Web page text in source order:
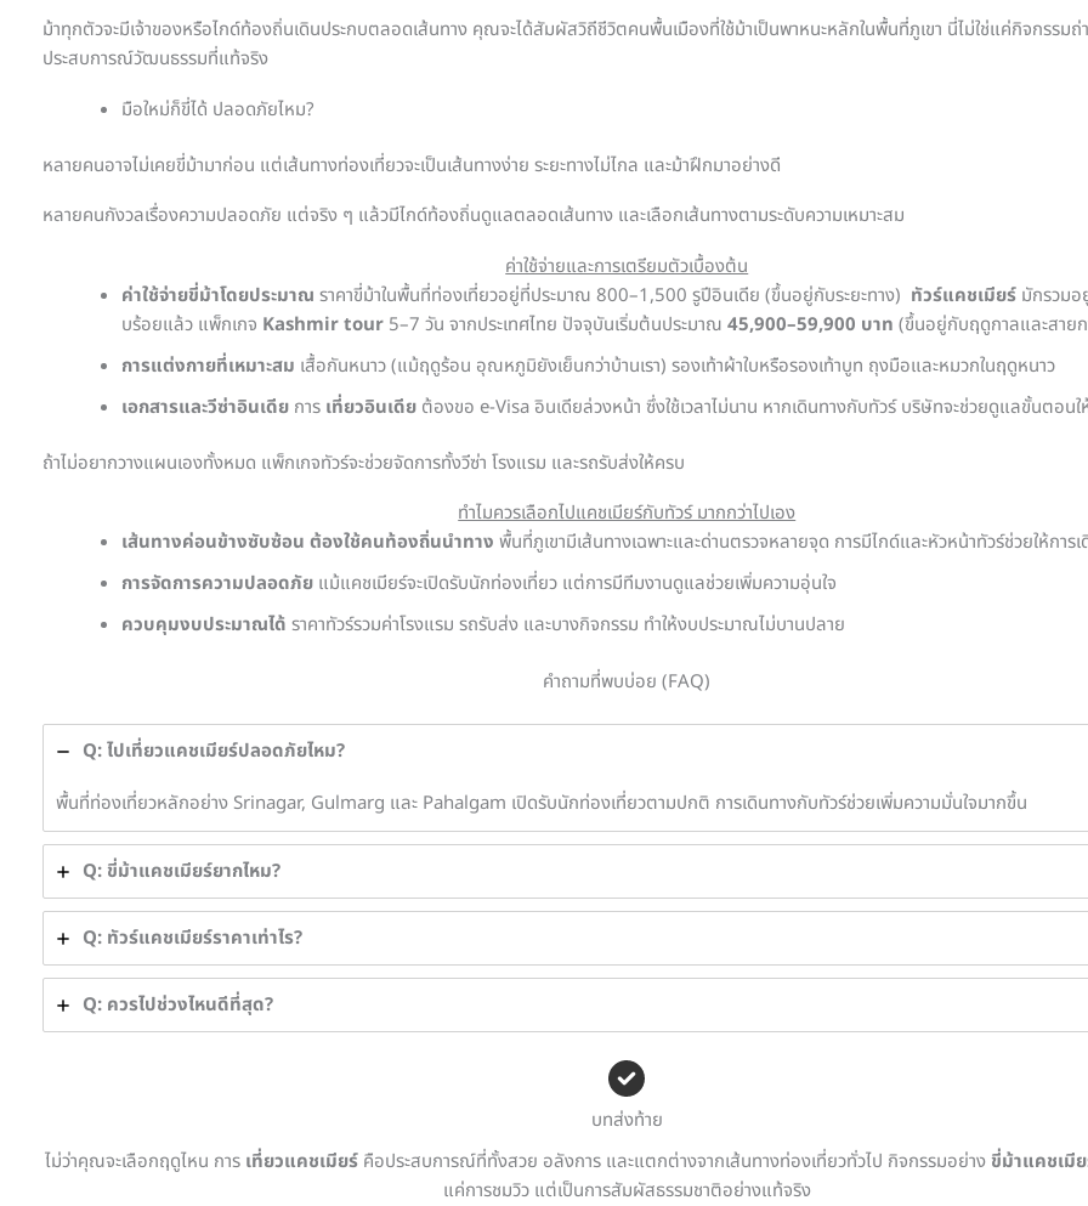
ม้าทุกตัวจะมีเจ้าของหรือไกด์ท้องถิ่นเดินประกบตลอดเส้นทาง คุณจะได้สัมผัสวิถีชีวิตคนพื้นเมืองที่ใช้ม้าเป็นพาหนะหลักในพื้นที่ภูเขา นี่ไม่ใช่แค่กิจกรรมถ่
ประสบการณ์วัฒนธรรมที่แท้จริง
มือใหม่ก็ขี่ได้ ปลอดภัยไหม?
หลายคนอาจไม่เคยขี่ม้ามาก่อน แต่เส้นทางท่องเที่ยวจะเป็นเส้นทางง่าย ระยะทางไม่ไกล และม้าฝึกมาอย่างดี
หลายคนกังวลเรื่องความปลอดภัย แต่จริง ๆ แล้วมีไกด์ท้องถิ่นดูแลตลอดเส้นทาง และเลือกเส้นทางตามระดับความเหมาะสม
ค่าใช้จ่ายและการเตรียมตัวเบื้องต้น
ค่าใช้จ่ายขี่ม้าโดยประมาณ ราคาขี่ม้าในพื้นที่ท่องเที่ยวอยู่ที่ประมาณ 800–1,500 รูปีอินเดีย (ขึ้นอยู่กับระยะทาง) ทัวร์แคชเมียร์ มักรวมอ
บร้อยแล้ว แพ็กเกจ Kashmir tour 5–7 วัน จากประเทศไทย ปัจจุบันเริ่มต้นประมาณ 45,900–59,900 บาท (ขึ้นอยู่กับฤดูกาลและสาย
การแต่งกายที่เหมาะสม เสื้อกันหนาว (แม้ฤดูร้อน อุณหภูมิยังเย็นกว่าบ้านเรา) รองเท้าผ้าใบหรือรองเท้าบูท ถุงมือและหมวกในฤดูหนาว
เอกสารและวีซ่าอินเดีย การ เที่ยวอินเดีย ต้องขอ e-Visa อินเดียล่วงหน้า ซึ่งใช้เวลาไม่นาน หากเดินทางกับทัวร์ บริษัทจะช่วยดูแลขั้นตอนใ
ถ้าไม่อยากวางแผนเองทั้งหมด แพ็กเกจทัวร์จะช่วยจัดการทั้งวีซ่า โรงแรม และรถรับส่งให้ครบ
ทำไมควรเลือกไปแคชเมียร์กับทัวร์ มากกว่าไปเอง
เส้นทางค่อนข้างซับซ้อน ต้องใช้คนท้องถิ่นนำทาง พื้นที่ภูเขามีเส้นทางเฉพาะและด่านตรวจหลายจุด การมีไกด์และหัวหน้าทัวร์ช่วยให้การ
การจัดการความปลอดภัย แม้แคชเมียร์จะเปิดรับนักท่องเที่ยว แต่การมีทีมงานดูแลช่วยเพิ่มความอุ่นใจ
ควบคุมงบประมาณได้ ราคาทัวร์รวมค่าโรงแรม รถรับส่ง และบางกิจกรรม ทำให้งบประมาณไม่บานปลาย
คำถามที่พบบ่อย (FAQ)
Q: ไปเที่ยวแคชเมียร์ปลอดภัยไหม?
พื้นที่ท่องเที่ยวหลักอย่าง Srinagar, Gulmarg และ Pahalgam เปิดรับนักท่องเที่ยวตามปกติ การเดินทางกับทัวร์ช่วยเพิ่มความมั่นใจมากขึ้น
Q: ขี่ม้าแคชเมียร์ยากไหม?
Q: ทัวร์แคชเมียร์ราคาเท่าไร?
Q: ควรไปช่วงไหนดีที่สุด?
บทส่งท้าย
ไม่ว่าคุณจะเลือกฤดูไหน การ เที่ยวแคชเมียร์ คือประสบการณ์ที่ทั้งสวย อลังการ และแตกต่างจากเส้นทางท่องเที่ยวทั่วไป กิจกรรมอย่างขี่ม้าแคชเมี
แค่การชมวิว แต่เป็นการสัมผัสธรรมชาติอย่างแท้จริง